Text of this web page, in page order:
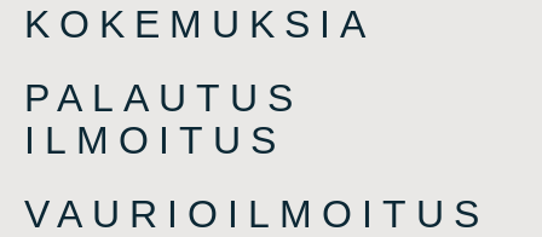
KOKEMUKSIA
PALAUTUS
ILMOITUS
VAURIOILMOITUS